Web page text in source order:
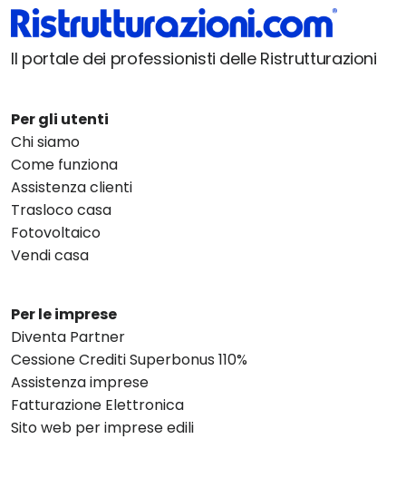
Il portale dei professionisti delle Ristrutturazioni
Per gli utenti
Chi siamo
Come funziona
Assistenza clienti
Trasloco casa
Fotovoltaico
Vendi casa
Per le imprese
Diventa Partner
Cessione Crediti Superbonus 110%
Assistenza imprese
Fatturazione Elettronica
Sito web per imprese edili